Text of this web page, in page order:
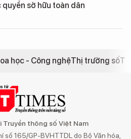
sở hữu toàn dân
học - Công nghệThị trường số
Truyền thông số Việt Nam
số 165/GP-BVHTTDL do Bộ Văn hóa,